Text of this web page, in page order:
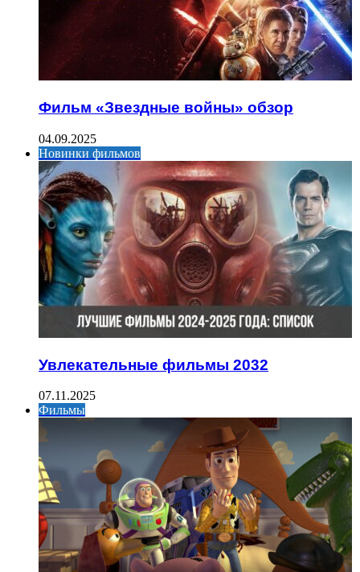
Фильм «Звездные войны» обзор
04.09.2025
Новинки фильмов
Увлекательные фильмы 2032
07.11.2025
Фильмы